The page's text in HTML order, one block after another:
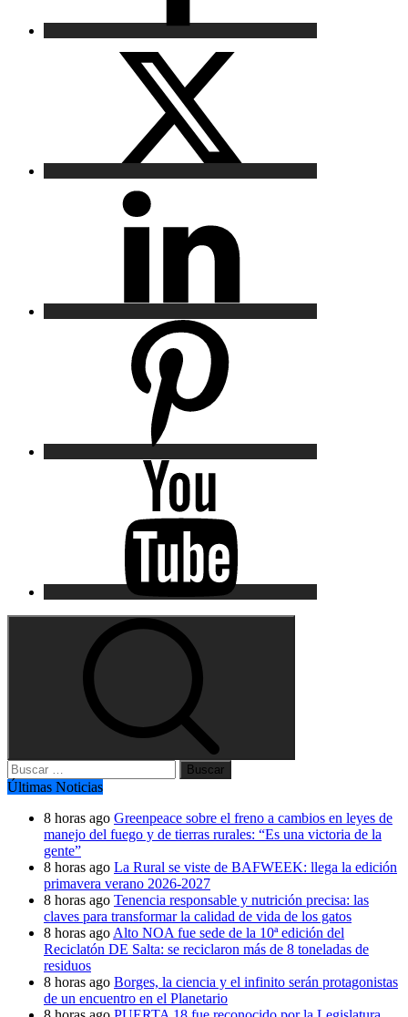
Buscar:
Últimas Noticias
8 horas ago Greenpeace sobre el freno a cambios en leyes de
manejo del fuego y de tierras rurales: “Es una victoria de la
gente”
8 horas ago La Rural se viste de BAFWEEK: llega la edición
primavera verano 2026-2027
8 horas ago Tenencia responsable y nutrición precisa: las
claves para transformar la calidad de vida de los gatos
8 horas ago Alto NOA fue sede de la 10ª edición del
Reciclatón DE Salta: se reciclaron más de 8 toneladas de
residuos
8 horas ago Borges, la ciencia y el infinito serán protagonistas
de un encuentro en el Planetario